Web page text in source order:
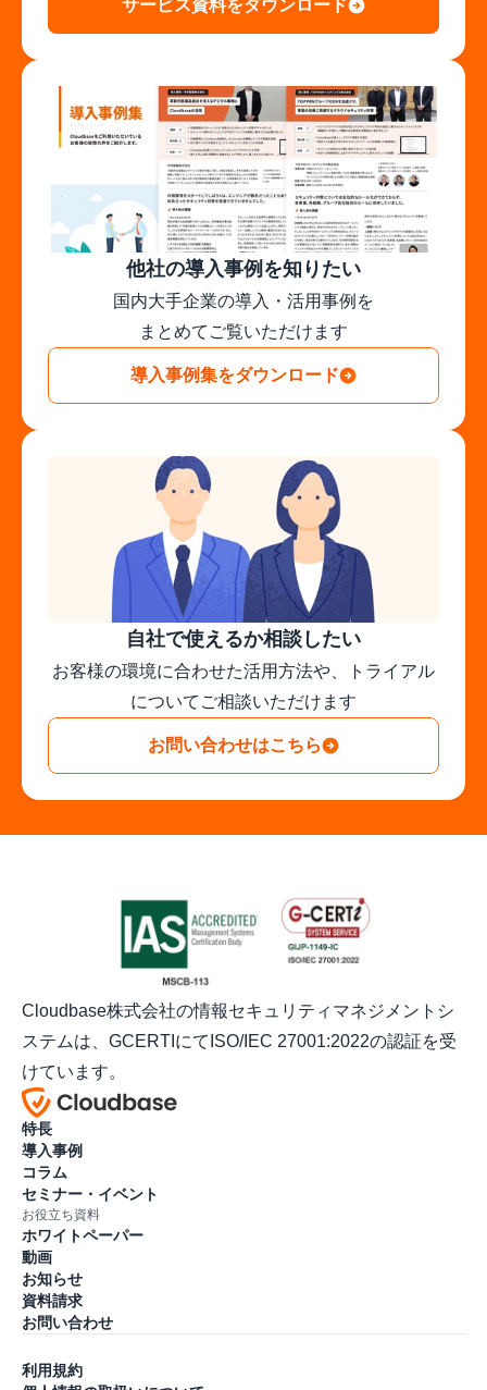
サービス資料をダウンロード
他社の導入事例を知りたい
国内大手企業の導入・活用事例を
まとめてご覧いただけます
導入事例集をダウンロード
自社で使えるか相談したい
お客様の環境に合わせた活用方法や、トライアル
についてご相談いただけます
お問い合わせはこちら
Cloudbase株式会社の情報セキュリティマネジメントシ
ステムは、GCERTIにてISO/IEC 27001:2022の認証を受
けています。
特長
導入事例
コラム
セミナー・イベント
お役立ち資料
ホワイトペーパー
動画
お知らせ
資料請求
お問い合わせ
利用規約